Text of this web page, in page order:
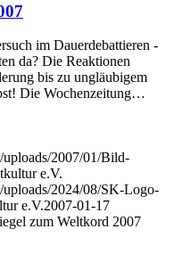
im Dauerdebattieren -
da? Die Reaktionen
bis zu ungläubigem
Die Wochenzeitung…
2007/01/Bild-
e.V.
2024/08/SK-Logo-
e.V.2007-01-17
zum Weltkord 2007